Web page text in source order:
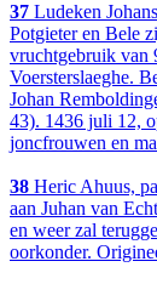
37 Ludeken
Potgieter en Bele
vruchtgebruik van
Voersterslaeghe.
Johan
43). 1436 juli 12,
joncfrouwen en
38 Heric Ahuus,
aan Juhan van
en weer zal
oorkonder.